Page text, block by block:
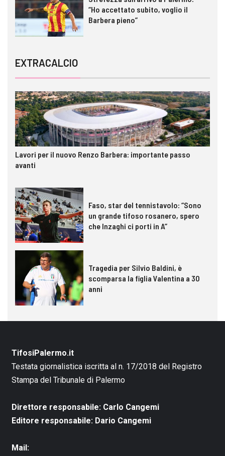
“Ho accettato subito, voglio il
Barbera pieno”
EXTRACALCIO
Lavori per il nuovo Renzo Barbera: importante passo
avanti
Faso, star del tennistavolo: “Sono
un grande tifoso rosanero, spero
che Inzaghi ci porti in A”
Tragedia per Silvio Baldini, è
scomparsa la figlia Valentina a 30
anni
TifosiPalermo.it
Testata giornalistica iscritta al n. 17/2018 del Registro
Stampa del Tribunale di Palermo
Direttore responsabile: Carlo Cangemi
Editore responsabile: Dario Cangemi
Mail: